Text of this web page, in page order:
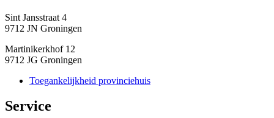
Sint Jansstraat 4
9712 JN Groningen
Martinikerkhof 12
9712 JG Groningen
Toegankelijkheid provinciehuis
Service